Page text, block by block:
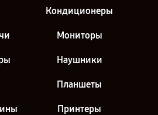
Кондиционеры
Мониторы
Наушники
Планшеты
Принтеры